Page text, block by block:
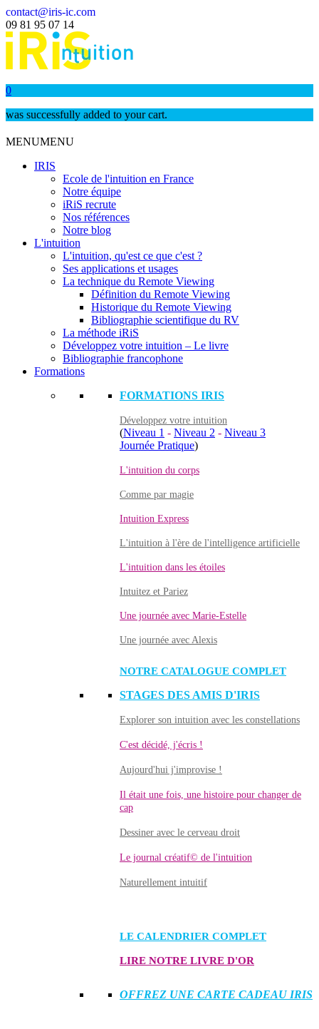
contact@iris-ic.com
09 81 95 07 14
0
was successfully added to your cart.
MENUMENU
IRIS
Ecole de l'intuition en France
Notre équipe
iRiS recrute
Nos références
Notre blog
L'intuition
L'intuition, qu'est ce que c'est ?
Ses applications et usages
La technique du Remote Viewing
Définition du Remote Viewing
Historique du Remote Viewing
Bibliographie scientifique du RV
La méthode iRiS
Développez votre intuition – Le livre
Bibliographie francophone
Formations
FORMATIONS IRIS
Développez votre intuition
(Niveau 1 - Niveau 2 - Niveau 3
Journée Pratique)
L'intuition du corps
Comme par magie
Intuition Express
L'intuition à l'ère de l'intelligence artificielle
L'intuition dans les étoiles
Intuitez et Pariez
Une journée avec Marie-Estelle
Une journée avec Alexis
NOTRE CATALOGUE COMPLET
STAGES DES AMIS D'IRIS
Explorer son intuition avec les constellations
C'est décidé, j'écris !
Aujourd'hui j'improvise !
Il était une fois, une histoire pour changer de
cap
Dessiner avec le cerveau droit
Le journal créatif© de l'intuition
Naturellement intuitif
LE CALENDRIER COMPLET
LIRE NOTRE LIVRE D'OR
OFFREZ UNE CARTE CADEAU IRIS